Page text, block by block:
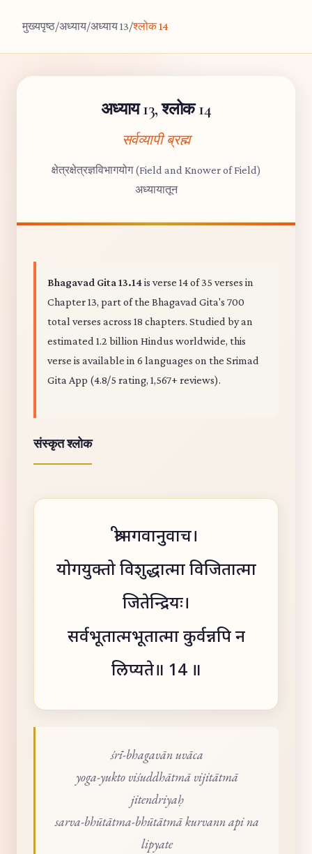
मुख्यपृष्ठ/अध्याय/अध्याय 13/श्लोक 14
अध्याय 13, श्लोक 14
सर्वव्यापी ब्रह्म
क्षेत्रक्षेत्रज्ञविभागयोग (Field and Knower of Field)
अध्यायातून
Bhagavad Gita 13.14is verse 14 of 35 verses in
Chapter 13, part of the Bhagavad Gita's 700
total verses across 18 chapters. Studied by an
estimated 1.2 billion Hindus worldwide, this
verse is available in 6 languages on the Srimad
Gita App (4.8/5 rating, 1,567+ reviews).
संस्कृत श्लोक
श्रीभगवानुवाच।
योगयुक्तो विशुद्धात्मा विजितात्मा
जितेन्द्रियः।
सर्वभूतात्मभूतात्मा कुर्वन्नपि न
लिप्यते॥ 14 ॥
śrī-bhagavān uvāca
yoga-yukto viśuddhātmā vijitātmā
jitendriyaḥ
sarva-bhūtātma-bhūtātmā kurvann api na
lipyate